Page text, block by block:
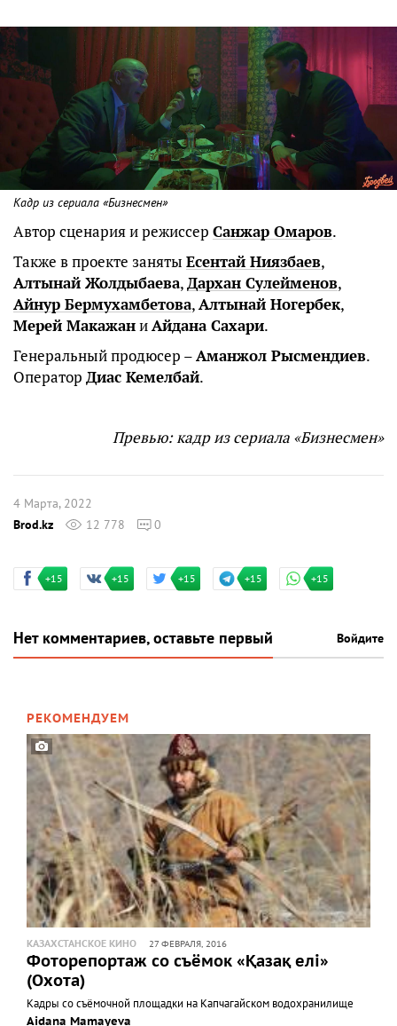
Кадр из сериала «Бизнесмен»
Автор сценария и режиссер Санжар Омаров.
Также в проекте заняты Есентай Ниязбаев,
Алтынай Жолдыбаева,Дархан Сулейменов,
Айнур Бермухамбетова,Алтынай Ногербек,
Мерей МакажаниАйдана Сахари.
Генеральный продюсер –Аманжол Рысмендиев.
Оператор Диас Кемелбай.
Превью: кадр из сериала «Бизнесмен»
4 Марта, 2022
Brod.kz
12 778 0
+15 +15 +15 +15 +15
Нет комментариев, оставьте первый Войдите
РЕКОМЕНДУЕМ
КАЗАХСТАНСКОЕ КИНО 27 ФЕВРАЛЯ, 2016
Фоторепортаж со съёмок «Қазақ елі»
(Охота)
Кадры со съёмочной площадки на Капчагайском водохранилище
Aidana Mamayeva